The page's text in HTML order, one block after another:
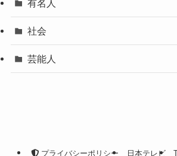
有名人
社会
芸能人
プライバシーポリシー 日本テレビ